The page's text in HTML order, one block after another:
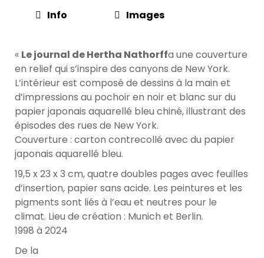
Info Images
« Le journal de Hertha Nathorffa une couverture
en relief qui s’inspire des canyons de New York.
L’intérieur est composé de dessins à la main et
d’impressions au pochoir en noir et blanc sur du
papier japonais aquarellé bleu chiné, illustrant des
épisodes des rues de New York.
Couverture : carton contrecollé avec du papier
japonais aquarellé bleu.
19,5 x 23 x 3 cm, quatre doubles pages avec feuilles
d’insertion, papier sans acide. Les peintures et les
pigments sont liés à l’eau et neutres pour le
climat. Lieu de création : Munich et Berlin.
1998 à 2024
De la